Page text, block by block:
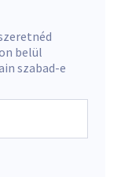
belül
szabad-e